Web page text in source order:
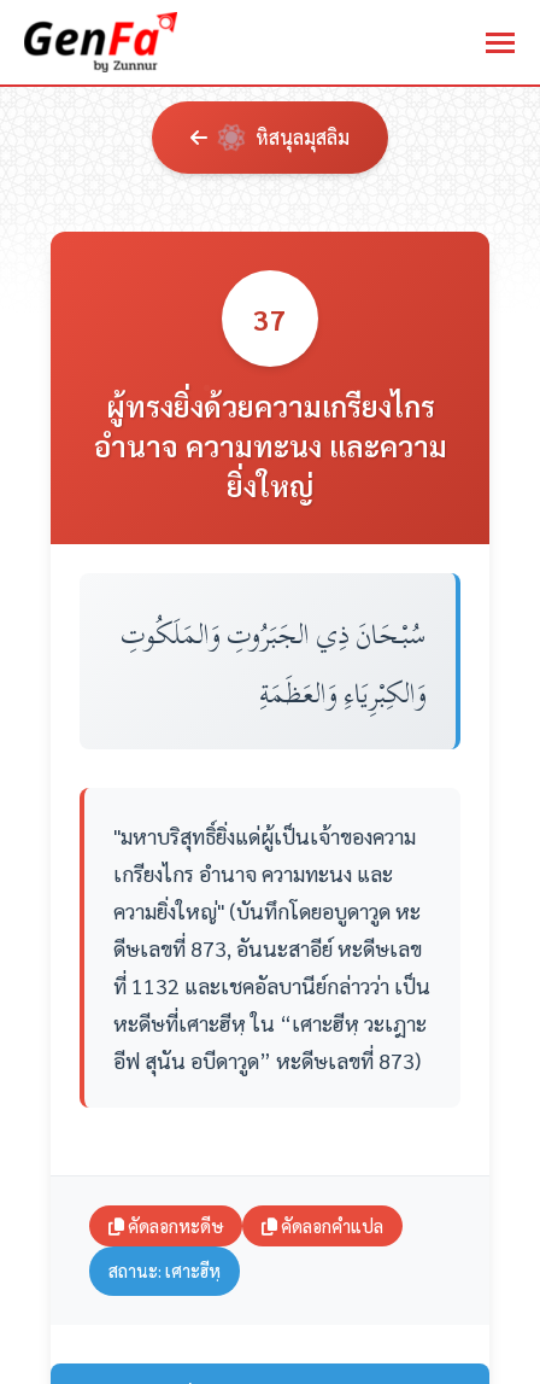
หิสนุลมุสลิม
37
ผู้ทรงยิ่งด้วยความเกรียงไกร
อำนาจ ความทะนง และความ
ยิ่งใหญ่
سُبْـحَانَ ذِي الجَبَرُوتِ وَالمَلَكُوتِ
وَالكِبْرِيَاءِ وَالعَظَمَةِ
"มหาบริสุทธิ์ยิ่งแด่ผู้เป็นเจ้าของความ
เกรียงไกร อำนาจ ความทะนง และ
ความยิ่งใหญ่" (บันทึกโดยอบูดาวูด หะ
ดีษเลขที่ 873, อันนะสาอีย์ หะดีษเลข
ที่ 1132 และเชคอัลบานีย์กล่าวว่า เป็น
หะดีษที่เศาะฮีหฺ ใน “เศาะฮีหฺ วะเฎาะ
อีฟ สุนัน อบีดาวูด” หะดีษเลขที่ 873)
คัดลอกหะดีษ คัดลอกคำแปล
สถานะ: เศาะฮีหฺ